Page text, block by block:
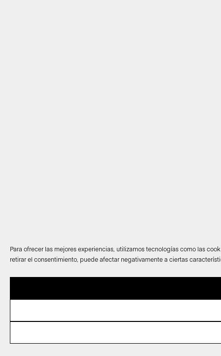
Para ofrecer las mejores experiencias, utilizamos tecnologías como las
retirar el consentimiento, puede afectar negativamente a ciertas